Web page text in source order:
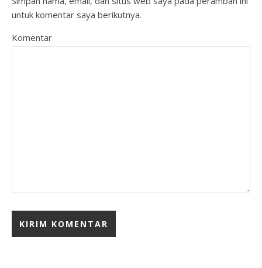
untuk komentar saya berikutnya.
Komentar